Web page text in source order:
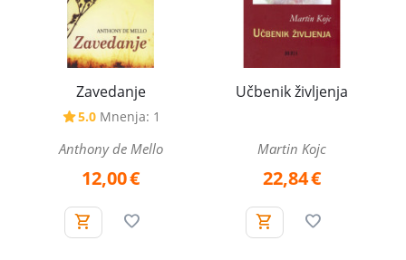
Zavedanje
5.0 Mnenja: 1
Anthony de Mello
12,00€
Učbenik življenja
Martin Kojc
22,84€